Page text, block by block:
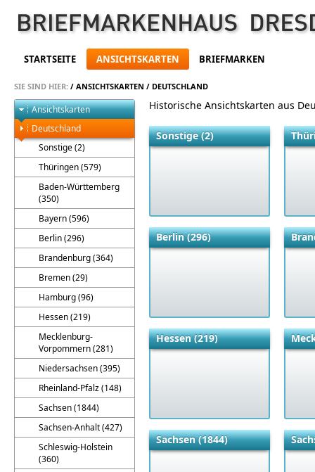
STARTSEITE ANSICHTSKARTEN BRIEFMARKEN
SIE SIND HIER: / ANSICHTSKARTEN / DEUTSCHLAND
Ansichtskarten
Deutschland
Sonstige (2)
Thüringen (579)
Baden-Württemberg
(350)
Bayern (596)
Berlin (296)
Brandenburg (364)
Bremen (29)
Hamburg (96)
Hessen (219)
Mecklenburg-
Vorpommern (281)
Niedersachsen (395)
Rheinland-Pfalz (148)
Sachsen (1844)
Sachsen-Anhalt (427)
Schleswig-Holstein
(360)
Historische Ansichtskarten aus
Sonstige (2)
Berlin (296)
Hessen (219)
Sachsen (1844)